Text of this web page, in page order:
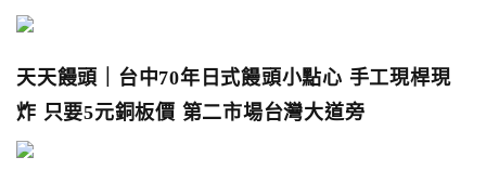
天天饅頭｜台中70年日式饅頭小點心 手工現桿現
炸 只要5元銅板價 第二市場台灣大道旁